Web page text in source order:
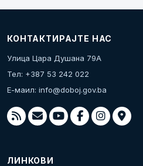
КОНТАКТИРАЈТЕ НАС
Улица Цара Душана 79А
Тел: +387 53 242 022
Е-маил: info@doboj.gov.ba
ЛИНКОВИ